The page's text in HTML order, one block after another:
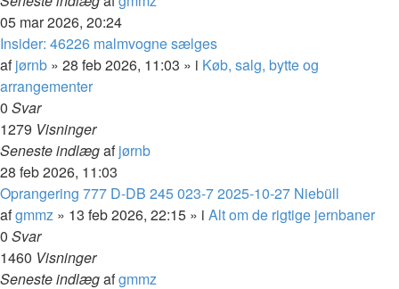
05 mar 2026, 20:24
Insider: 46226 malmvogne sælges
afjørnb » 28 feb 2026, 11:03 » i Køb, salg, bytte og
arrangementer
0 Svar
1279 Visninger
Seneste indlægafjørnb
28 feb 2026, 11:03
Oprangering 777 D-DB 245 023-7 2025-10-27 Niebüll
afgmmz » 13 feb 2026, 22:15 » i Alt om de rigtige jernbaner
0 Svar
1460 Visninger
Seneste indlægafgmmz